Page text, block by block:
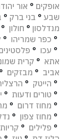
אופקים ° אור
שבע ° בני ברק °
מנדלסון ° חולון °
° כפר שמריהו °
° עכו °
אתא ° קרית
אביב ° מבזקים °
° הייטק °
° טורים ודעות °
° מחוז דרום °
° מחוז צפון °
° פלילים ° קריות